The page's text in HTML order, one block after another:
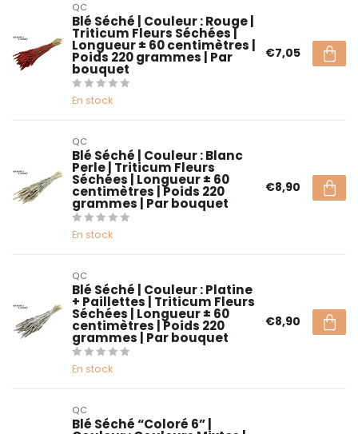
QC
Blé Séché | Couleur : Rouge |
Triticum Fleurs Séchées |
Longueur ± 60 centimètres |
Poids 220 grammes | Par
bouquet
En stock
€7,05
QC
Blé Séché | Couleur : Blanc
Perle | Triticum Fleurs
Séchées | Longueur ± 60
centimètres | Poids 220
grammes | Par bouquet
En stock
€8,90
QC
Blé Séché | Couleur : Platine
+ Paillettes | Triticum Fleurs
Séchées | Longueur ± 60
centimètres | Poids 220
grammes | Par bouquet
En stock
€8,90
QC
Blé Séché “Coloré 6” |